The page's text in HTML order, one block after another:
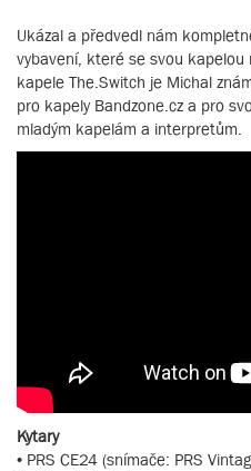
Ukázal a předvedl nám
vybavení, které se svou kapelou
kapele The.Switch je Michal
pro kapely Bandzone.cz a pro
mladým kapelám a interpretům.
Kytary
• PRS CE24 (snímače: PRS